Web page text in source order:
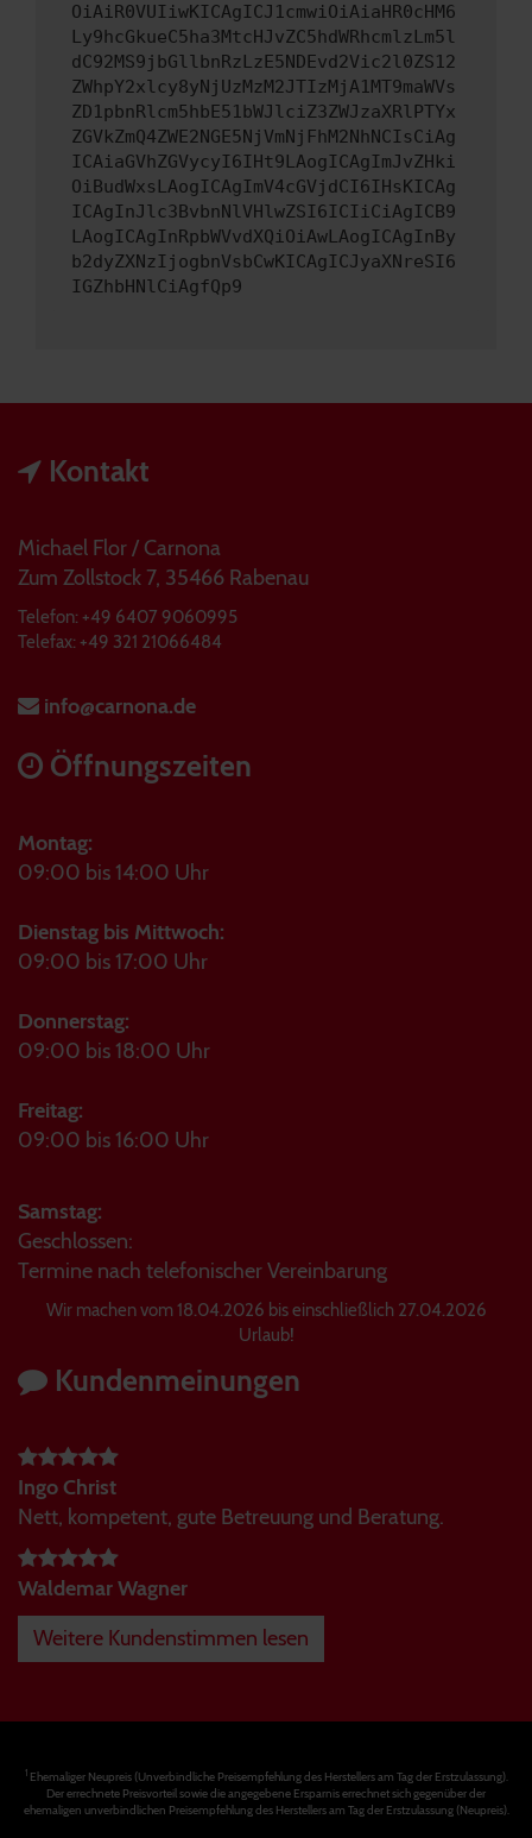
OiAiR0VUIiwKICAgICJ1cmwiOiAiaHR0cHM6
Ly9hcGkueC5ha3MtcHJvZC5hdWRhcmlzLm5l
dC92MS9jbGllbnRzLzE5NDEvd2Vic2l0ZS12
ZWhpY2xlcy8yNjUzMzM2JTIzMjA1MT9maWVs
ZD1pbnRlcm5hbE51bWJlciZ3ZWJzaXRlPTYx
ZGVkZmQ4ZWE2NGE5NjVmNjFhM2NhNCIsCiAg
ICAiaGVhZGVycyI6IHt9LAogICAgImJvZHki
OiBudWxsLAogICAgImV4cGVjdCI6IHsKICAg
ICAgInJlc3BvbnNlVHlwZSI6ICIiCiAgICB9
LAogICAgInRpbWVvdXQiOiAwLAogICAgInBy
b2dyZXNzIjogbnVsbCwKICAgICJyaXNreSI6
IGZhbHNlCiAgfQp9
Kontakt
Michael Flor / Carnona
Zum Zollstock 7, 35466 Rabenau
Telefon: +49 6407 9060995
Telefax: +49 321 21066484
info@carnona.de
Öffnungszeiten
Montag:
09:00 bis 14:00 Uhr
Dienstag bis Mittwoch:
09:00 bis 17:00 Uhr
Donnerstag:
09:00 bis 18:00 Uhr
Freitag:
09:00 bis 16:00 Uhr
Samstag:
Geschlossen:
Termine nach telefonischer Vereinbarung
Wir machen vom 18.04.2026 bis einschließlich 27.04.2026
Urlaub!
Kundenmeinungen
Ingo Christ
Nett, kompetent, gute Betreuung und Beratung.
Waldemar Wagner
Weitere Kundenstimmen lesen
1Ehemaliger Neupreis (Unverbindliche Preisempfehlung des Herstellers am Tag der Erstzulassung).
Der errechnete Preisvorteil sowie die angegebene Ersparnis errechnet sich gegenüber der
ehemaligen unverbindlichen Preisempfehlung des Herstellers am Tag der Erstzulassung (Neupreis).